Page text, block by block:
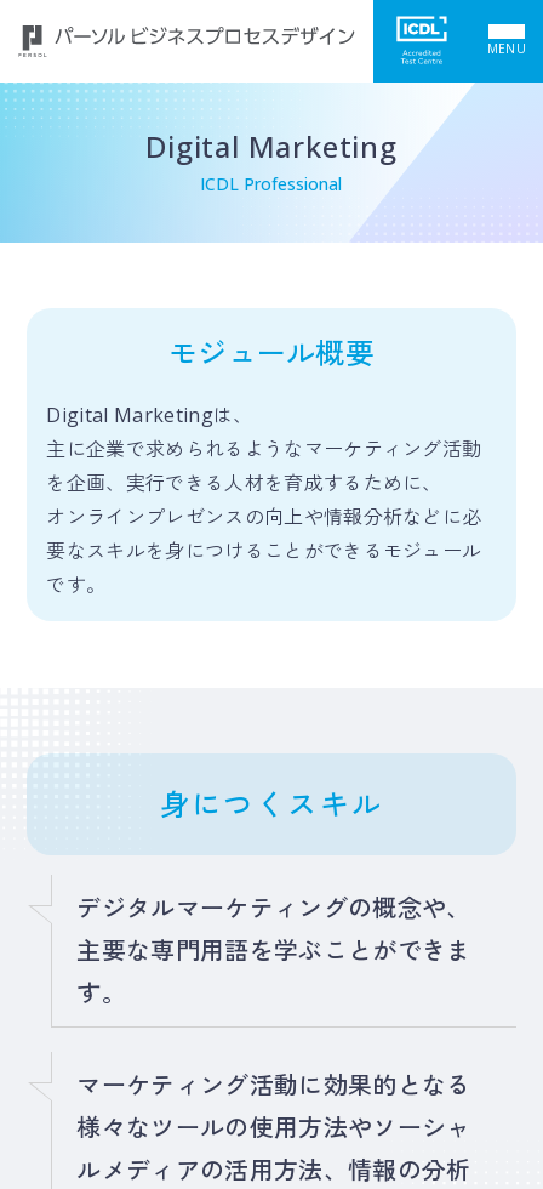
MENU
Digital Marketing
ICDL Professional
モジュール概要
Digital Marketingは、
主に企業で求められるようなマーケティング活動
を企画、実行できる人材を育成するために、
オンラインプレゼンスの向上や情報分析などに必
要なスキルを身につけることができるモジュール
です。
身につくスキル
デジタルマーケティングの概念や、
主要な専門用語を学ぶことができま
す。
マーケティング活動に効果的となる
様々なツールの使用方法やソーシャ
ルメディアの活用方法、情報の分析